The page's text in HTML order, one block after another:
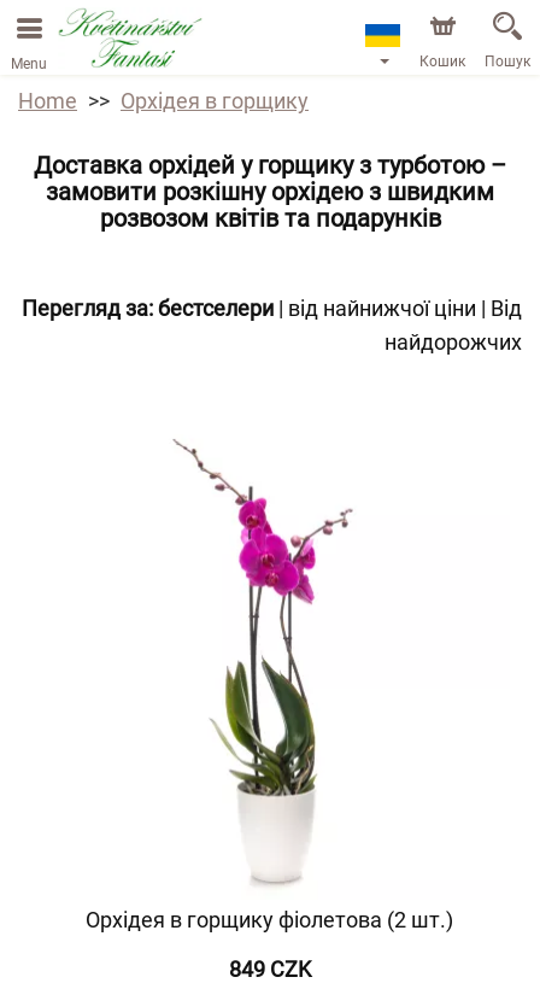
Menu Кошик Пошук
Home Орхідея в горщику
Доставка орхідей у горщику з турботою –
замовити розкішну орхідею з швидким
розвозом квітів та подарунків
Перегляд за:бестселери | від найнижчої ціни | Від
найдорожчих
Орхідея в горщику фіолетова (2 шт.)
849 CZK